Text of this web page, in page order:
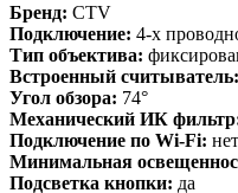
Бренд: CTV
Подключение: 4-х
Тип объектива:
Встроенный считыватель:
Угол обзора: 74°
Механический ИК
Подключение по Wi-Fi: нет
Минимальная
Подсветка кнопки: да